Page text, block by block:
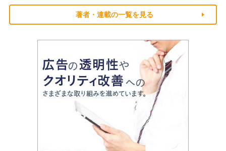
著者・連載の一覧を見る